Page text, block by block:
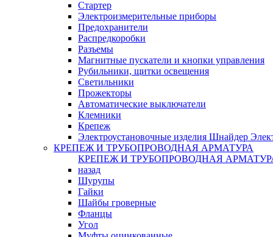
Стартер
Электроизмерительные приборы
Предохранители
Распредкоробки
Разъемы
Магнитные пускатели и кнопки управления
Рубильники, щитки освещения
Светильники
Прожекторы
Автоматические выключатели
Клемники
Крепеж
Электроустановочные изделия Шнайдер
КРЕПЕЖ И ТРУБОПРОВОДНАЯ АРМАТУРА
КРЕПЕЖ И ТРУБОПРОВОДНАЯ
назад
Шурупы
Гайки
Шайбы гроверные
Фланцы
Угол